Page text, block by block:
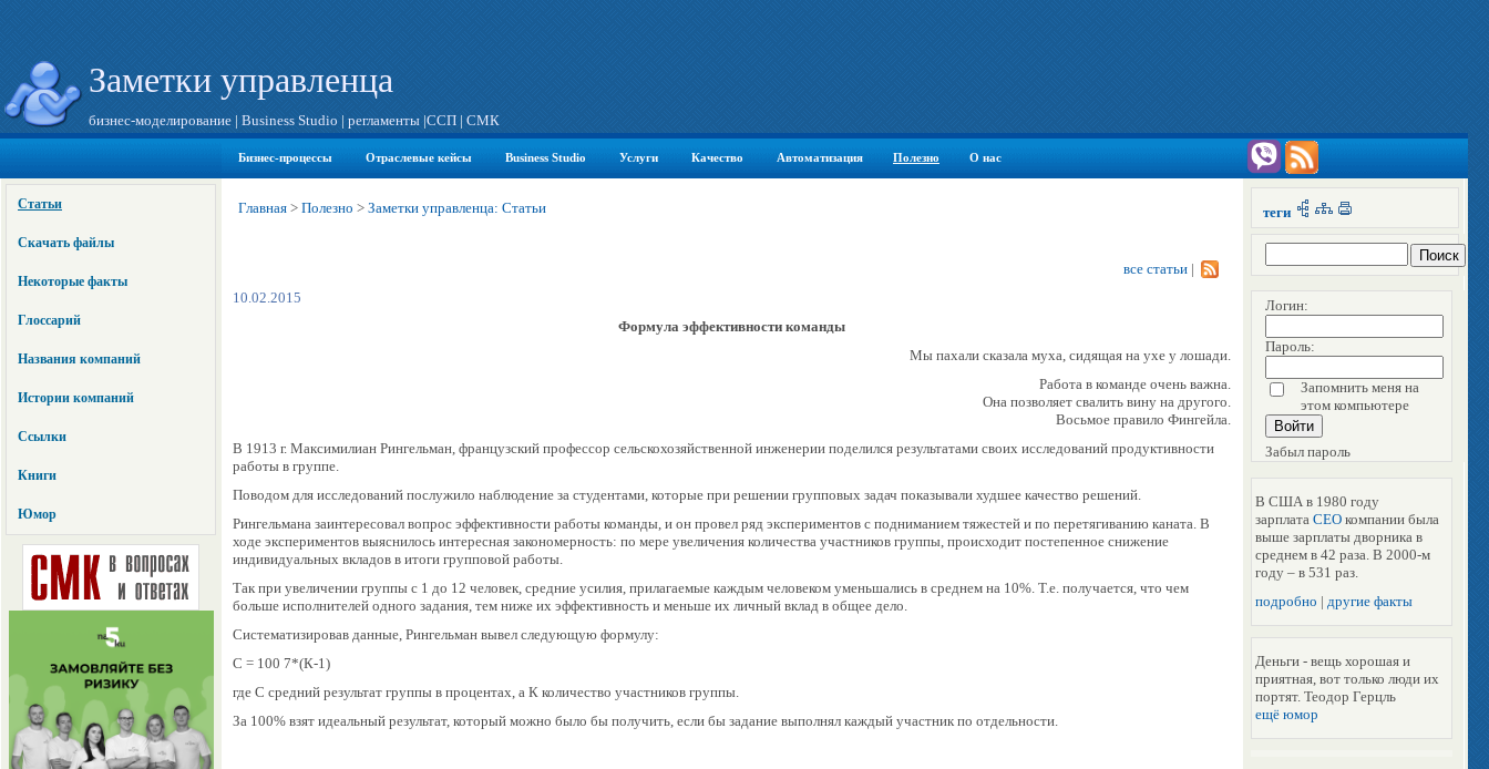
Заметки управленца
бизнес-моделирование | Business Studio | регламенты |ССП | СМК
Бизнес-процессы Отраслевые кейсы Business Studio Услуги Качество Автоматизация Полезно О нас
Статьи
Скачать файлы
Некоторые факты
Глоссарий
Названия компаний
Истории компаний
Ссылки
Книги
Юмор
Главная > Полезно > Заметки управленца: Статьи
все статьи |
10.02.2015
Формула эффективности команды
Мы пахали сказала муха, сидящая на ухе у лошади.
Работа в команде очень важна.
Она позволяет свалить вину на другого.
Восьмое правило Фингейла.
В 1913 г. Максимилиан Рингельман, французский профессор сельскохозяйственной инженерии поделился результатами своих исследований продуктивности
работы в группе.
Поводом для исследований послужило наблюдение за студентами, которые при решении групповых задач показывали худшее качество решений.
Рингельмана заинтересовал вопрос эффективности работы команды, и он провел ряд экспериментов с подниманием тяжестей и по перетягиванию каната. В
ходе экспериментов выяснилось интересная закономерность: по мере увеличения количества участников группы, происходит постепенное снижение
индивидуальных вкладов в итоги групповой работы.
Так при увеличении группы с 1 до 12 человек, средние усилия, прилагаемые каждым человеком уменьшались в среднем на 10%. Т.е. получается, что чем
больше исполнителей одного задания, тем ниже их эффективность и меньше их личный вклад в общее дело.
Систематизировав данные, Рингельман вывел следующую формулу:
С = 100 7*(К-1)
где С средний результат группы в процентах, а К количество участников группы.
За 100% взят идеальный результат, который можно было бы получить, если бы задание выполнял каждый участник по отдельности.
теги
Логин:
Пароль:
Запомнить меня на
этом компьютере
Забыл пароль
В США в 1980 году
зарплата CEO компании была
выше зарплаты дворника в
среднем в 42 раза. В 2000-м
году – в 531 раз.
подробно | другие факты
Деньги - вещь хорошая и
приятная, вот только люди их
портят. Теодор Герцль
ещё юмор